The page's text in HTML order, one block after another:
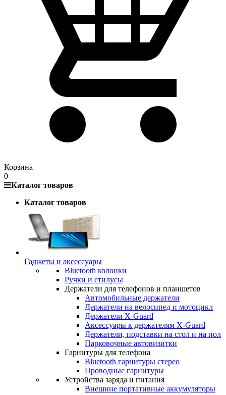
Корзина
0
Каталог товаров
Каталог товаров
Гаджеты и аксессуары
Bluetooth колонки
Ручки и стилусы
Держатели для телефонов и планшетов
Автомобильные держатели
Держатели на велосипед и мотоцикл
Держатели X-Guard
Аксессуары к держателям X-Guard
Держатели, подставки на стол и на пол
Парковочные автовизитки
Гарнитуры для телефона
Bluetooth гарнитуры стерео
Проводные гарнитуры
Устройства заряда и питания
Внешние портативные аккумуляторы